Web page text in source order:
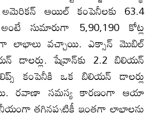
ఆయిల్ కంపెనీలకు 63.4
సుమారుగా 5,90,190 కోట్ల
లాభాలు వచ్చాయి. ఎక్సాన్ మొబిల్
డాలర్లు. షేవ్రాన్‌కు 2.2 బిలియన్
కంపెనీకి ఒక బిలియన్ డాలర్లు
రవాణా సమస్య కారణంగా ఆయా
తగ్గినప్పటికీ ఇంతగా లాభాలను